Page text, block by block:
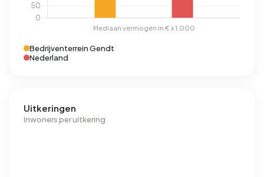
Bedrijventerrein Gendt
Nederland
Uitkeringen
Inwoners per uitkering